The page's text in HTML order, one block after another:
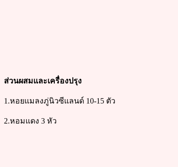
ส่วนผสมและเครื่องปรุง
1.หอยแมลงภู่นิวซีแลนด์ 10-15 ตัว
2.หอมแดง 3 หัว